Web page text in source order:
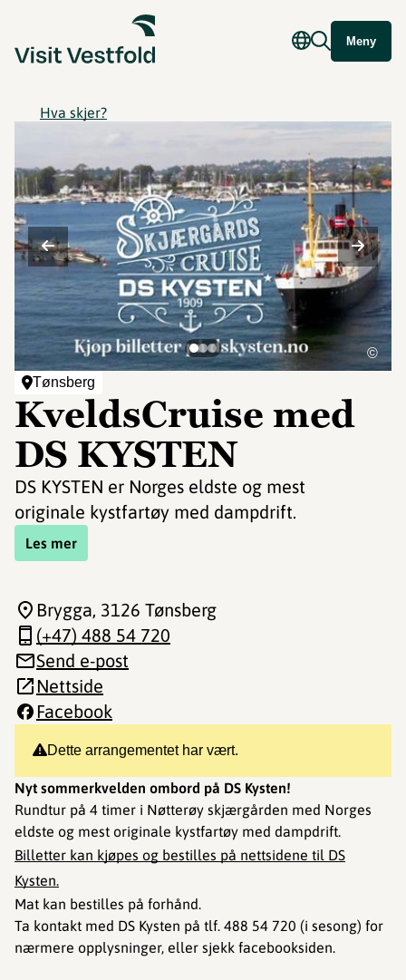
Meny
Hva skjer?
Tønsberg
KveldsCruise med
DS KYSTEN
DS KYSTEN er Norges eldste og mest
originale kystfartøy med dampdrift.
Les mer
©
Dette arrangementet har vært.
Nyt sommerkvelden ombord på DS Kysten!
Rundtur på 4 timer i Nøtterøy skjærgården med Norges
eldste og mest originale kystfartøy med dampdrift.​​​​​​
Billetter kan kjøpes og bestilles på nettsidene til DS
Kysten.
Mat kan bestilles på forhånd.
Ta kontakt med DS Kysten på tlf. 488 54 720 (i sesong) for
nærmere opplysninger, eller sjekk facebooksiden.
Brygga, 3126 Tønsberg
(+47) 488 54 720
Send e-post
Nettside
Facebook